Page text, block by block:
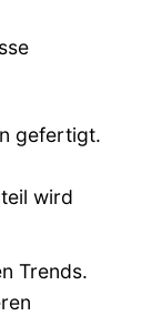
gefertigt.
wird
Trends.